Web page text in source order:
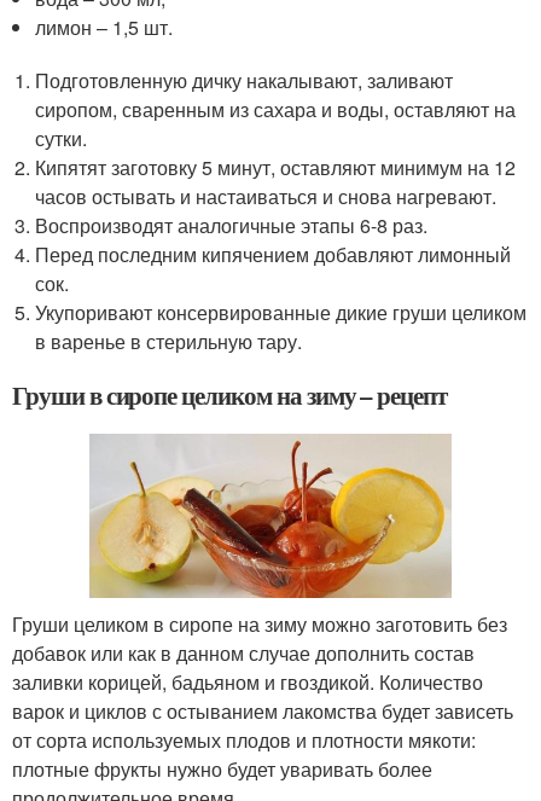
лимон – 1,5 шт.
Подготовленную дичку накалывают, заливают
сиропом, сваренным из сахара и воды, оставляют на
сутки.
Кипятят заготовку 5 минут, оставляют минимум на 12
часов остывать и настаиваться и снова нагревают.
Воспроизводят аналогичные этапы 6-8 раз.
Перед последним кипячением добавляют лимонный
сок.
Укупоривают консервированные дикие груши целиком
в варенье в стерильную тару.
Груши в сиропе целиком на зиму – рецепт
Груши целиком в сиропе на зиму можно заготовить без
добавок или как в данном случае дополнить состав
заливки корицей, бадьяном и гвоздикой. Количество
варок и циклов с остыванием лакомства будет зависеть
от сорта используемых плодов и плотности мякоти:
плотные фрукты нужно будет уваривать более